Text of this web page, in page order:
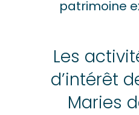
patrimoine
Les
d’intérêt
Maries